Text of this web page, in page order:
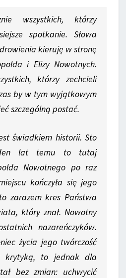
wszystkich, którzy
spotkanie. Słowa
kieruję w stronę
i Elizy Nowotnych.
którzy zechcieli
by w tym wyjątkowym
szczególną postać.
świadkiem historii. Sto
lat temu to tutaj
Nowotnego po raz
kończyła się jego
zarazem kres Państwa
który znał. Nowotny
nazareńczyków.
życia jego twórczość
krytyką, to jednak dla
bez zmian: uchwycić